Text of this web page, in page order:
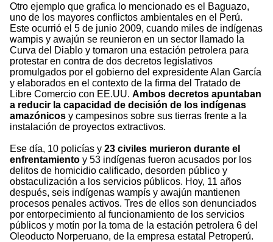
Otro ejemplo que grafica lo mencionado es el Baguazo,
uno de los mayores conflictos ambientales en el Perú.
Este ocurrió el 5 de junio 2009, cuando miles de indígenas
wampis y awajún se reunieron en un sector llamado la
Curva del Diablo y tomaron una estación petrolera para
protestar en contra de dos decretos legislativos
promulgados por el gobierno del expresidente Alan García
y elaborados en el contexto de la firma del Tratado de
Libre Comercio con EE.UU. Ambos decretos apuntaban
a reducir la capacidad de decisión de los indígenas
amazónicos y campesinos sobre sus tierras frente a la
instalación de proyectos extractivos.
Ese día, 10 policías y 23 civiles murieron durante el
enfrentamiento y 53 indígenas fueron acusados por los
delitos de homicidio calificado, desorden público y
obstaculización a los servicios públicos. Hoy, 11 años
después, seis indígenas wampís y awajún mantienen
procesos penales activos. Tres de ellos son denunciados
por entorpecimiento al funcionamiento de los servicios
públicos y motín por la toma de la estación petrolera 6 del
Oleoducto Norperuano, de la empresa estatal Petroperú.